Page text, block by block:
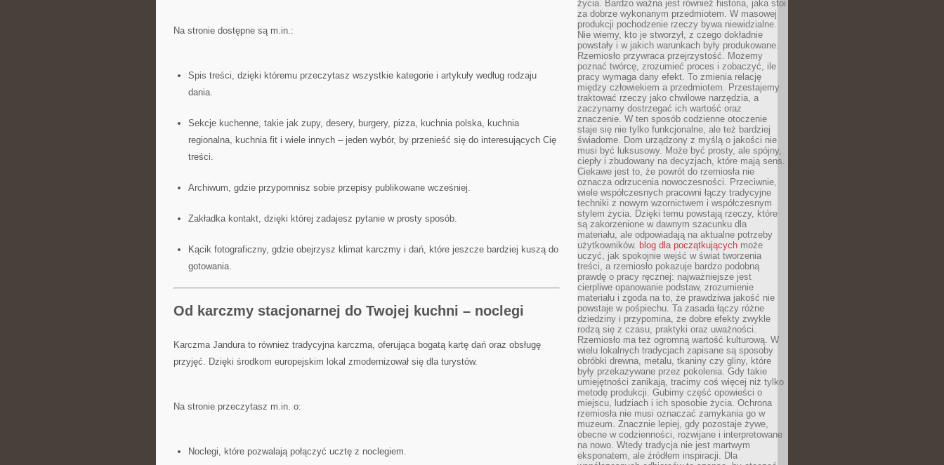
Na stronie dostępne są m.in.:
Spis treści, dzięki któremu przeczytasz wszystkie kategorie i artykuły według rodzaju
dania.
Sekcje kuchenne, takie jak zupy, desery, burgery, pizza, kuchnia polska, kuchnia
regionalna, kuchnia fit i wiele innych – jeden wybór, by przenieść się do interesujących Cię
treści.
Archiwum, gdzie przypomnisz sobie przepisy publikowane wcześniej.
Zakładka kontakt, dzięki której zadajesz pytanie w prosty sposób.
Kącik fotograficzny, gdzie obejrzysz klimat karczmy i dań, które jeszcze bardziej kuszą do
gotowania.
Od karczmy stacjonarnej do Twojej kuchni – noclegi
Karczma Jandura to również tradycyjna karczma, oferująca bogatą kartę dań oraz obsługę
przyjęć. Dzięki środkom europejskim lokal zmodernizował się dla turystów.
Na stronie przeczytasz m.in. o:
Noclegi, które pozwalają połączyć ucztę z noclegiem.
życia. Bardzo ważna jest również historia, jaka stoi
za dobrze wykonanym przedmiotem. W masowej
produkcji pochodzenie rzeczy bywa niewidzialne.
Nie wiemy, kto je stworzył, z czego dokładnie
powstały i w jakich warunkach były produkowane.
Rzemiosło przywraca przejrzystość. Możemy
poznać twórcę, zrozumieć proces i zobaczyć, ile
pracy wymaga dany efekt. To zmienia relację
między człowiekiem a przedmiotem. Przestajemy
traktować rzeczy jako chwilowe narzędzia, a
zaczynamy dostrzegać ich wartość oraz
znaczenie. W ten sposób codzienne otoczenie
staje się nie tylko funkcjonalne, ale też bardziej
świadome. Dom urządzony z myślą o jakości nie
musi być luksusowy. Może być prosty, ale spójny,
ciepły i zbudowany na decyzjach, które mają sens.
Ciekawe jest to, że powrót do rzemiosła nie
oznacza odrzucenia nowoczesności. Przeciwnie,
wiele współczesnych pracowni łączy tradycyjne
techniki z nowym wzornictwem i współczesnym
stylem życia. Dzięki temu powstają rzeczy, które
są zakorzenione w dawnym szacunku dla
materiału, ale odpowiadają na aktualne potrzeby
użytkowników. blog dla początkujących może
uczyć, jak spokojnie wejść w świat tworzenia
treści, a rzemiosło pokazuje bardzo podobną
prawdę o pracy ręcznej: najważniejsze jest
cierpliwe opanowanie podstaw, zrozumienie
materiału i zgoda na to, że prawdziwa jakość nie
powstaje w pośpiechu. Ta zasada łączy różne
dziedziny i przypomina, że dobre efekty zwykle
rodzą się z czasu, praktyki oraz uważności.
Rzemiosło ma też ogromną wartość kulturową. W
wielu lokalnych tradycjach zapisane są sposoby
obróbki drewna, metalu, tkaniny czy gliny, które
były przekazywane przez pokolenia. Gdy takie
umiejętności zanikają, tracimy coś więcej niż tylko
metodę produkcji. Gubimy część opowieści o
miejscu, ludziach i ich sposobie życia. Ochrona
rzemiosła nie musi oznaczać zamykania go w
muzeum. Znacznie lepiej, gdy pozostaje żywe,
obecne w codzienności, rozwijane i interpretowane
na nowo. Wtedy tradycja nie jest martwym
eksponatem, ale źródłem inspiracji. Dla